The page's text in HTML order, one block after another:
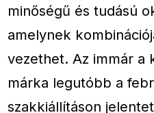
minőségű és tudású
amelynek
vezethet. Az immár a
márka legutóbb a
szakkiállításon